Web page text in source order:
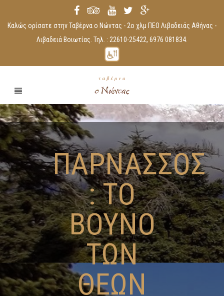
Καλώς ορίσατε στην Ταβέρνα ο Νώντας - 2ο χλμ ΠΕΟ Λιβαδειάς Αθήνας -
Λιβαδειά Βοιωτίας. Τηλ. : 22610-25422, 6976 081834.
ΠΑΡΝΑΣΣΟΣ
: ΤΟ
ΒΟΥΝΟ
ΤΩΝ
ΘΕΩΝ